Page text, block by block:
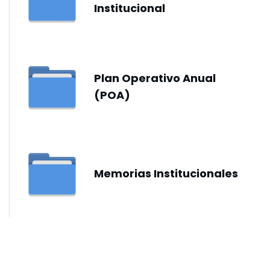
Institucional
Plan Operativo Anual
(POA)
Memorias Institucionales